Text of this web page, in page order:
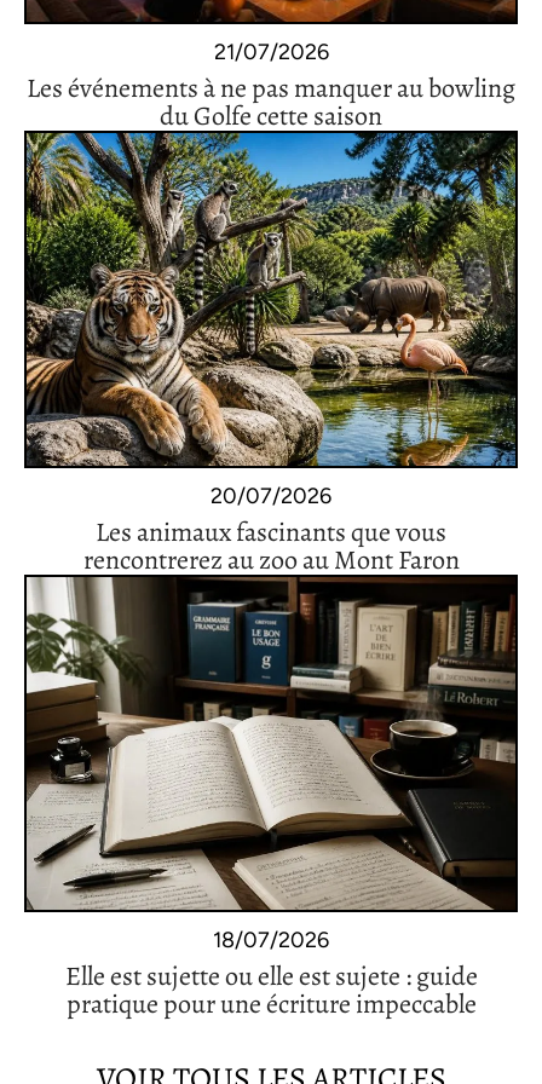
21/07/2026
Les événements à ne pas manquer au bowling
du Golfe cette saison
20/07/2026
Les animaux fascinants que vous
rencontrerez au zoo au Mont Faron
18/07/2026
Elle est sujette ou elle est sujete : guide
pratique pour une écriture impeccable